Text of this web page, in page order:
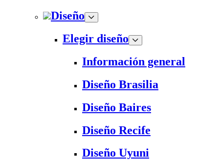
Diseño
Elegir diseño
Información general
Diseño Brasilia
Diseño Baires
Diseño Recife
Diseño Uyuni